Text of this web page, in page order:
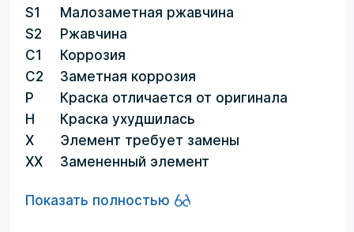
S1
Малозаметная ржавчина
S2
Ржавчина
C1
Коррозия
C2
Заметная коррозия
P
Краска отличается от оригинала
H
Краска ухудшилась
X
Элемент требует замены
XX
Замененный элемент
Показать полностью